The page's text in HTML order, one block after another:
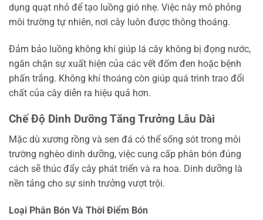
dụng quạt nhỏ để tạo luồng gió nhẹ. Việc này mô phỏng
môi trường tự nhiên, nơi cây luôn được thông thoáng.
Đảm bảo luồng không khí giúp lá cây không bị đọng nước,
ngăn chặn sự xuất hiện của các vết đốm đen hoặc bệnh
phấn trắng. Không khí thoáng còn giúp quá trình trao đổi
chất của cây diễn ra hiệu quả hơn.
Chế Độ Dinh Dưỡng Tăng Trưởng Lâu Dài
Mặc dù xương rồng và sen đá có thể sống sót trong môi
trường nghèo dinh dưỡng, việc cung cấp phân bón đúng
cách sẽ thúc đẩy cây phát triển và ra hoa. Dinh dưỡng là
nền tảng cho sự sinh trưởng vượt trội.
Loại Phân Bón Và Thời Điểm Bón